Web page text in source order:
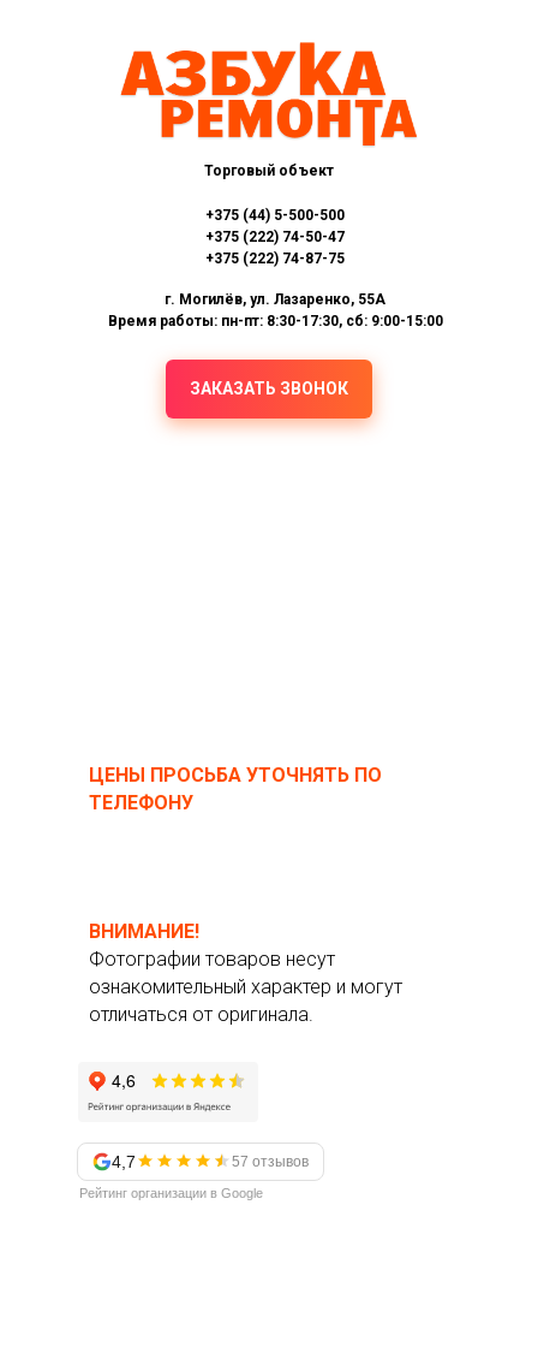
Торговый объект
+375 (44) 5-500-500
+375 (222) 74-50-47
+375 (222) 74-87-75
г. Могилёв, ул. Лазаренко, 55А
Время работы: пн-пт: 8:30-17:30, сб: 9:00-15:00
ЗАКАЗАТЬ ЗВОНОК
ЦЕНЫ ПРОСЬБА УТОЧНЯТЬ ПО
ТЕЛЕФОНУ
ВНИМАНИЕ!
Фотографии товаров несут
ознакомительный характер и могут
отличаться от оригинала.
4,7 57 отзывов
Рейтинг организации в Google